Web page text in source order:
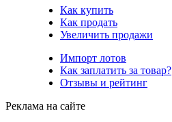
Как купить
Как продать
Увеличить продажи
Импорт лотов
Как заплатить за товар?
Отзывы и рейтинг
Реклама на сайте